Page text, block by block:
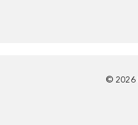
© 2026